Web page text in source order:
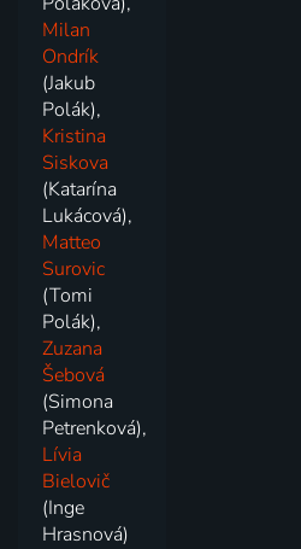
Milan
Ondrík
(Jakub
Polák),
Kristina
Siskova
(Katarína
Lukácová),
Matteo
Surovic
(Tomi
Polák),
Zuzana
Šebová
(Simona
Petrenková),
Lívia
Bielovič
(Inge
Hrasnová)